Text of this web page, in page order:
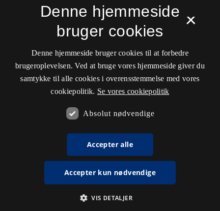
×
Denne hjemmeside
bruger cookies
Denne hjemmeside bruger cookies til at forbedre
brugeroplevelsen. Ved at bruge vores hjemmeside giver du
samtykke til alle cookies i overensstemmelse med vores
cookiepolitik. Se vores cookiepolitik
Absolut nødvendige
Accepter alle
Accepter kun nødvendige
VIS DETALJER